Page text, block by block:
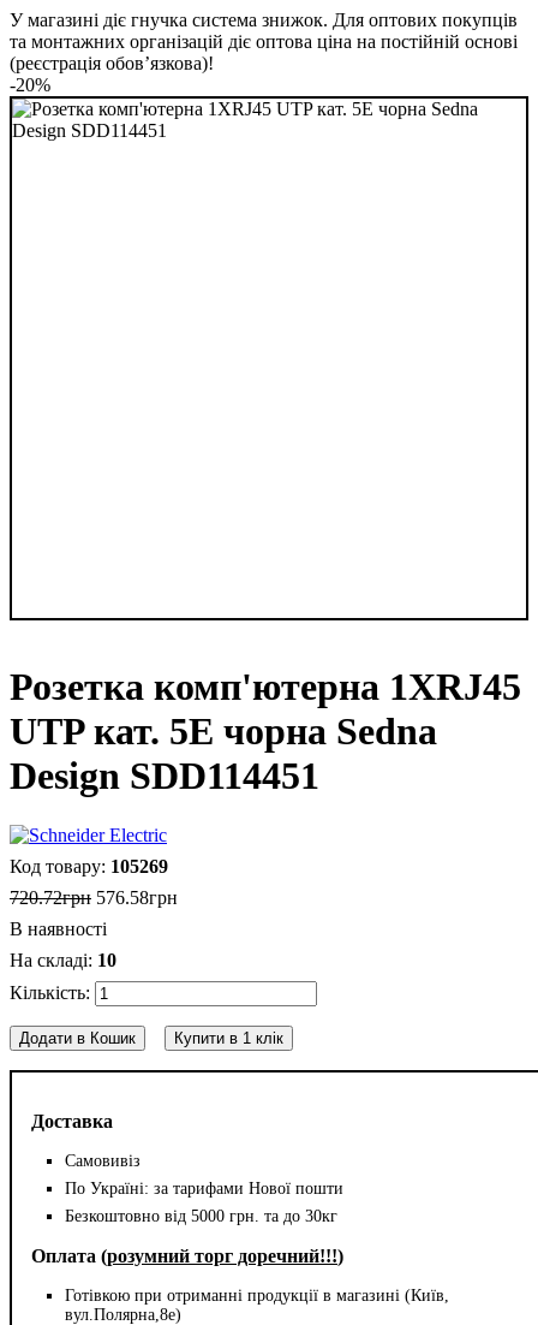
У магазині діє гнучка система знижок. Для оптових покупців
та монтажних організацій діє оптова ціна на постійній основі
(реєстрація обов’язкова)!
-20%
Розетка комп'ютерна 1ХRJ45
UTP кат. 5Е чорна Sedna
Design SDD114451
Доставка
Самовивіз
По Україні: за тарифами Нової пошти
Безкоштовно від 5000 грн. та до 30кг
Оплата (розумний торг доречний!!!)
Готівкою при отриманні продукції в магазині (Київ,
вул.Полярна,8е)
105269
720.72грн 576.58грн
В наявності
10
Додати в Кошик Купити в 1 клік